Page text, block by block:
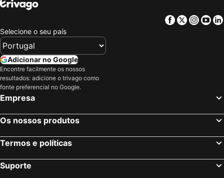
Facebook
Twitter
Selecione o seu país
Adicionar no Google
Encontre facilmente os nossos
resultados: adicione o trivago como
fonte preferencial no Google.
Empresa
Os nossos produtos
Termos e políticas
Suporte